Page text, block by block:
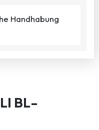
Handhabung
BL-